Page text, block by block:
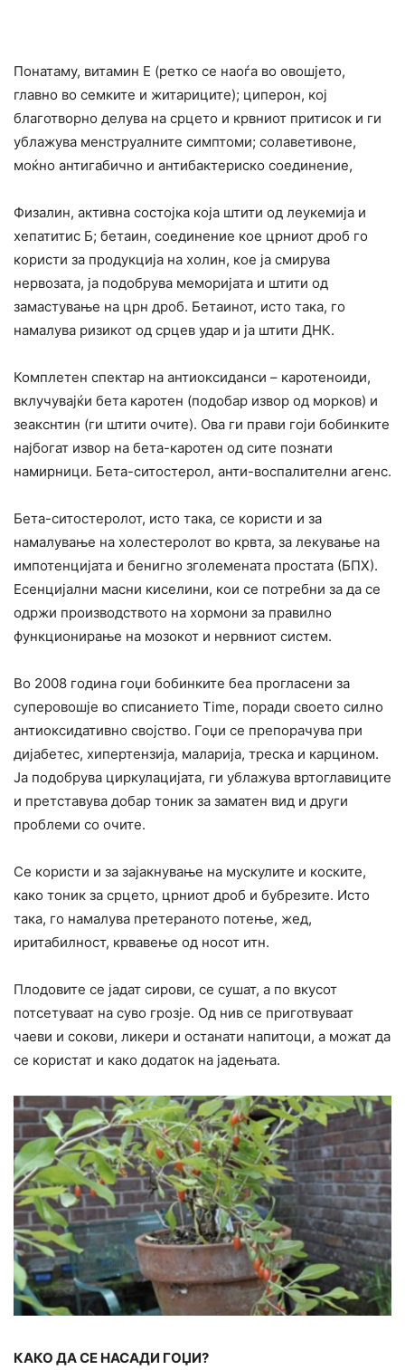
Понатаму, витамин Е (ретко се наоѓа во овошјето,
главно во семките и житариците); циперон, кој
благотворно делува на срцето и крвниот притисок и ги
ублажува менструалните симптоми; солаветивоне,
моќно антигабично и антибактериско соединение,
Физалин, активна состојка која штити од леукемија и
хепатитис Б; бетаин, соединение кое црниот дроб го
користи за продукција на холин, кое ја смирува
нервозата, ја подобрува меморијата и штити од
замастување на црн дроб. Бетаинот, исто така, го
намалува ризикот од срцев удар и ја штити ДНК.
Комплетен спектар на антиоксиданси – каротеноиди,
вклучувајќи бета каротен (подобар извор од морков) и
зеакснтин (ги штити очите). Ова ги прави гоји бобинките
најбогат извор на бета-каротен од сите познати
намирници. Бета-ситостерол, анти-воспалителни агенс.
Бета-ситостеролот, исто така, се користи и за
намалување на холестеролот во крвта, за лекување на
импотенцијата и бенигно зголемената простата (БПХ).
Есенцијални масни киселини, кои се потребни за да се
одржи производството на хормони за правилно
функционирање на мозокот и нервниот систем.
Во 2008 година гоџи бобинките беа прогласени за
суперовошје во списанието Time, поради своето силно
антиоксидативно својство. Гоџи се препорачува при
дијабетес, хипертензија, маларија, треска и карцином.
Ја подобрува циркулацијата, ги ублажува вртоглавиците
и претставува добар тоник за заматен вид и други
проблеми со очите.
Се користи и за зајакнување на мускулите и коските,
како тоник за срцето, црниот дроб и бубрезите. Исто
така, го намалува претераното потење, жед,
иритабилност, крвавење од носот итн.
Плодовите се јадат сирови, се сушат, а по вкусот
потсетуваат на суво грозје. Од нив се приготвуваат
чаеви и сокови, ликери и останати напитоци, а можат да
се користат и како додаток на јадењата.
КАКО ДА СЕ НАСАДИ ГОЏИ?